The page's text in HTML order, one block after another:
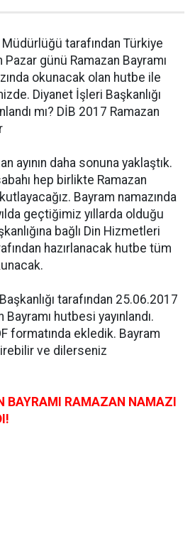
tarafından Türkiye
günü Ramazan Bayramı
okunacak olan hutbe ile
Diyanet İşleri Başkanlığı
mı? DİB 2017 Ramazan
ayının daha sonuna yaklaştık.
hep birlikte Ramazan
Bayram namazında
geçtiğimiz yıllarda olduğu
bağlı Din Hizmetleri
hazırlanacak hutbe tüm
tarafından 25.06.2017
hutbesi yayınlandı.
formatında ekledik. Bayram
ve dilerseniz
BAYRAMI RAMAZAN NAMAZI